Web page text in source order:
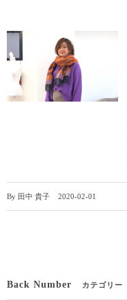
By 田中 貴子 2020-02-01
Back Number カテゴリー